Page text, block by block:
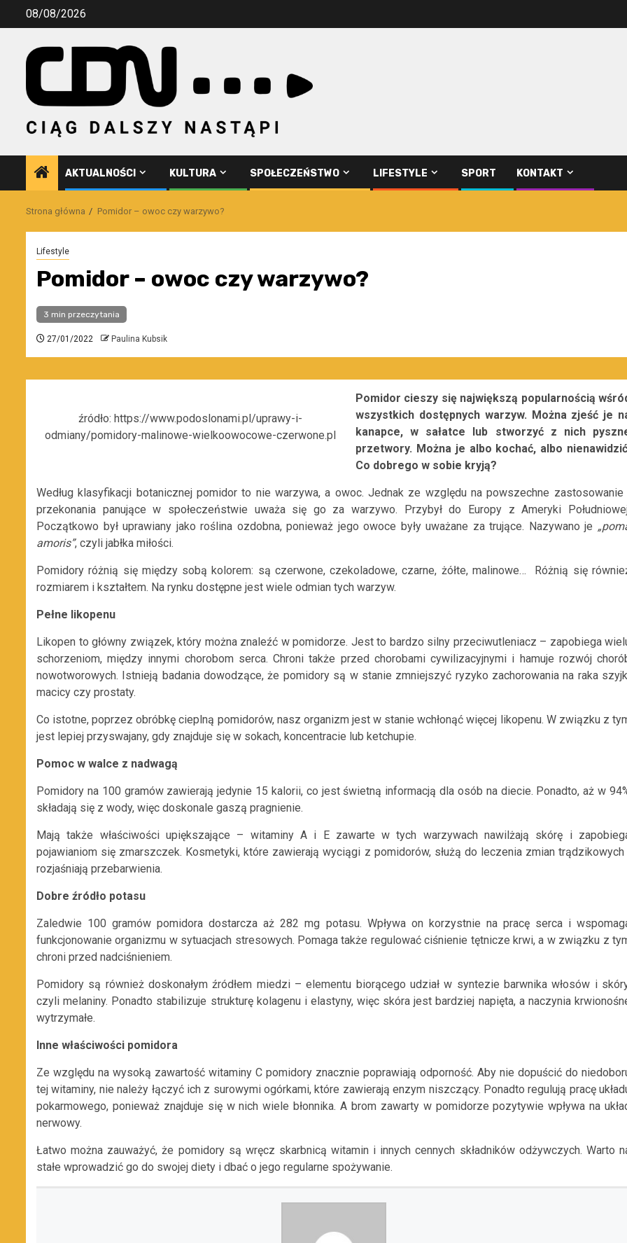
Przejdź08/08/2026
AKTUALNOŚCI KULTURA SPOŁECZEŃSTWO LIFESTYLE SPORT KONTAKT
Strona główna Pomidor – owoc czy warzywo?
Lifestyle
Pomidor – owoc czy warzywo?
3 min przeczytania
27/01/2022 Paulina Kubsik
źródło: https://www.podoslonami.pl/uprawy-i-
odmiany/pomidory-malinowe-wielkoowocowe-czerwone.pl
Pomidor cieszy się największą popularnością
wszystkich dostępnych warzyw. Można zjeść je
kanapce, w sałatce lub stworzyć z nich
przetwory. Można je albo kochać, albo
Co dobrego w sobie kryją?
Według klasyfikacji botanicznej pomidor to nie warzywa, a owoc. Jednak ze względu na powszechne zastosowanie
przekonania panujące w społeczeństwie uważa się go za warzywo. Przybył do Europy z Ameryki
Początkowo był uprawiany jako roślina ozdobna, ponieważ jego owoce były uważane za trujące. Nazywano je
amoris”, czyli jabłka miłości.
Pomidory różnią się między sobą kolorem: są czerwone, czekoladowe, czarne, żółte, malinowe… Różnią się
rozmiarem i kształtem. Na rynku dostępne jest wiele odmian tych warzyw.
Pełne likopenu
Likopen to główny związek, który można znaleźć w pomidorze. Jest to bardzo silny przeciwutleniacz – zapobiega
schorzeniom, między innymi chorobom serca. Chroni także przed chorobami cywilizacyjnymi i hamuje rozwój
nowotworowych. Istnieją badania dowodzące, że pomidory są w stanie zmniejszyć ryzyko zachorowania na raka
macicy czy prostaty.
Co istotne, poprzez obróbkę cieplną pomidorów, nasz organizm jest w stanie wchłonąć więcej likopenu. W związku z
jest lepiej przyswajany, gdy znajduje się w sokach, koncentracie lub ketchupie.
Pomoc w walce z nadwagą
Pomidory na 100 gramów zawierają jedynie 15 kalorii, co jest świetną informacją dla osób na diecie. Ponadto, aż w
składają się z wody, więc doskonale gaszą pragnienie.
Mają także właściwości upiększające – witaminy A i E zawarte w tych warzywach nawilżają skórę i
pojawianiom się zmarszczek. Kosmetyki, które zawierają wyciągi z pomidorów, służą do leczenia zmian trądzikowych
rozjaśniają przebarwienia.
Dobre źródło potasu
Zaledwie 100 gramów pomidora dostarcza aż 282 mg potasu. Wpływa on korzystnie na pracę serca i
funkcjonowanie organizmu w sytuacjach stresowych. Pomaga także regulować ciśnienie tętnicze krwi, a w związku z
chroni przed nadciśnieniem.
Pomidory są również doskonałym źródłem miedzi – elementu biorącego udział w syntezie barwnika włosów i
czyli melaniny. Ponadto stabilizuje strukturę kolagenu i elastyny, więc skóra jest bardziej napięta, a naczynia
wytrzymałe.
Inne właściwości pomidora
Ze względu na wysoką zawartość witaminy C pomidory znacznie poprawiają odporność. Aby nie dopuścić do
tej witaminy, nie należy łączyć ich z surowymi ogórkami, które zawierają enzym niszczący. Ponadto regulują pracę
pokarmowego, ponieważ znajduje się w nich wiele błonnika. A brom zawarty w pomidorze pozytywie wpływa na
nerwowy.
Łatwo można zauważyć, że pomidory są wręcz skarbnicą witamin i innych cennych składników odżywczych. Warto
stałe wprowadzić go do swojej diety i dbać o jego regularne spożywanie.